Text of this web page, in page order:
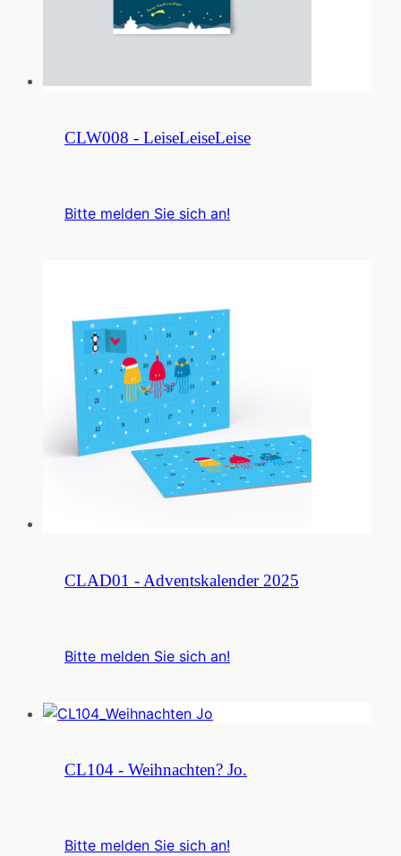
CLW008 - LeiseLeiseLeise
Bitte melden Sie sich an!
CLAD01 - Adventskalender 2025
Bitte melden Sie sich an!
CL104 - Weihnachten? Jo.
Bitte melden Sie sich an!